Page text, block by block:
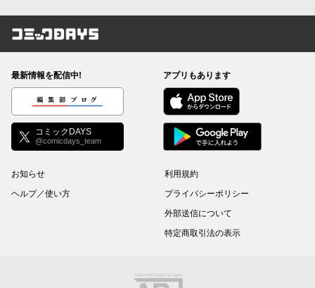
コミックDAYS
最新情報を配信中!
編集部ブログ
コミックDAYS
@comicdays_team
アプリもあります
お知らせ
ヘルプ／使い方
利用規約
プライバシーポリシー
外部送信について
特定商取引法の表示